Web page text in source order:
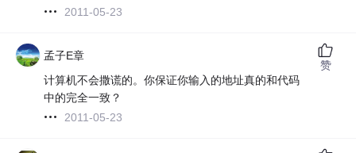
2011-05-23
孟子E章
计算机不会撒谎的。你保证你输入的地址真的和代码
中的完全一致？
2011-05-23
赞